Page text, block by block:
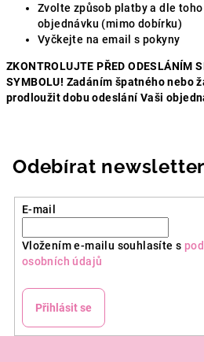
Zvolte způsob platby a dle
objednávku (mimo dobírku)
Vyčkejte na email s pokyny
ZKONTROLUJTE PŘED ODESLÁNÍM
SYMBOLU! Zadáním špatného nebo
prodloužit dobu odeslání Vaši
Odebírat newsletter
E-mail
Vložením e-mailu souhlasíte s
osobních údajů
Přihlásit se